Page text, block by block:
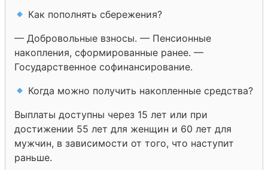
Как пополнять сбережения?
— Добровольные взносы. — Пенсионные
накопления, сформированные ранее. —
Государственное софинансирование.
Когда можно получить накопленные средства?
Выплаты доступны через 15 лет или при
достижении 55 лет для женщин и 60 лет для
мужчин, в зависимости от того, что наступит
раньше.